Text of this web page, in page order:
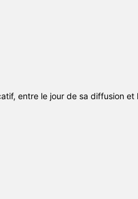
entre le jour de sa diffusion et